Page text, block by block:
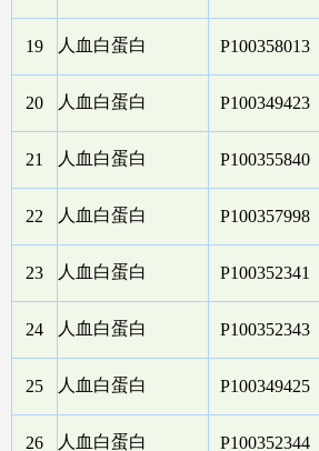
19 人血白蛋白 P100358013
20 人血白蛋白 P100349423
21 人血白蛋白 P100355840
22 人血白蛋白 P100357998
23 人血白蛋白 P100352341
24 人血白蛋白 P100352343
25 人血白蛋白 P100349425
26 人血白蛋白 P100352344